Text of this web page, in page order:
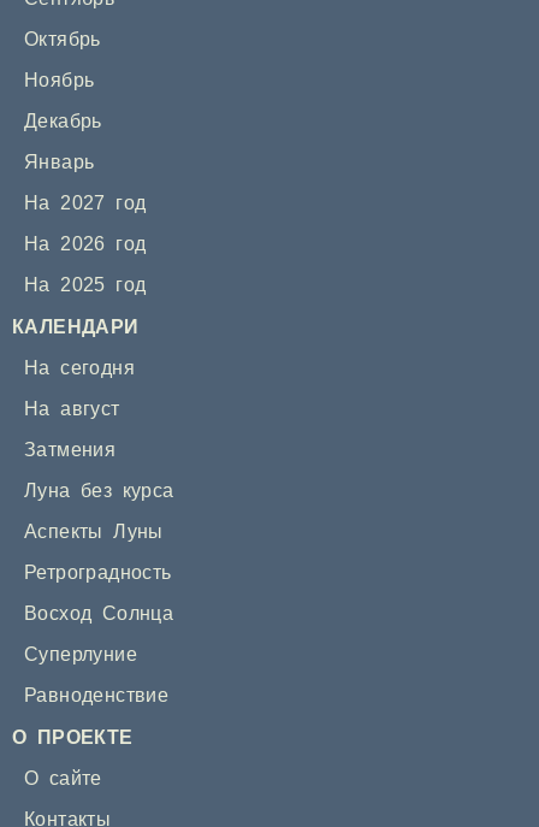
Октябрь
Ноябрь
Декабрь
Январь
На 2027 год
На 2026 год
На 2025 год
КАЛЕНДАРИ
На сегодня
На август
Затмения
Луна без курса
Аспекты Луны
Ретроградность
Восход Солнца
Суперлуние
Равноденствие
О ПРОЕКТЕ
О сайте
Контакты